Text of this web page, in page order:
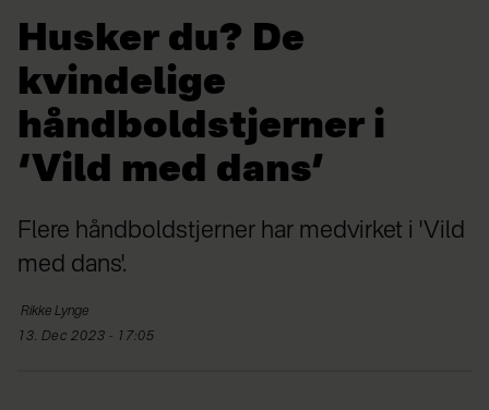
Husker du? De
kvindelige
håndboldstjerner i
‘Vild med dans’
Flere håndboldstjerner har medvirket i 'Vild
med dans'.
Rikke Lynge
13. Dec 2023 - 17:05